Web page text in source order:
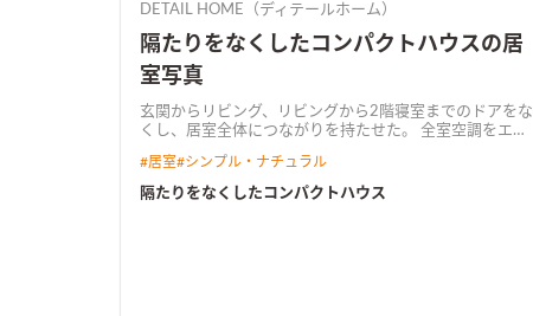
DETAIL HOME（ディテールホーム）
隔たりをなくしたコンパクトハウスの居
室写真
玄関からリビング、リビングから2階寝室までのドアをな
くし、居室全体につながりを持たせた。 全室空調をエア
様。 プライバシーを確保するため、吹抜けを通じて2階
南窓からリビングへ採光。 吹抜けにグレーチングを置い
#居室#シンプル・ナチュラル
隔たりをなくしたコンパクトハウス